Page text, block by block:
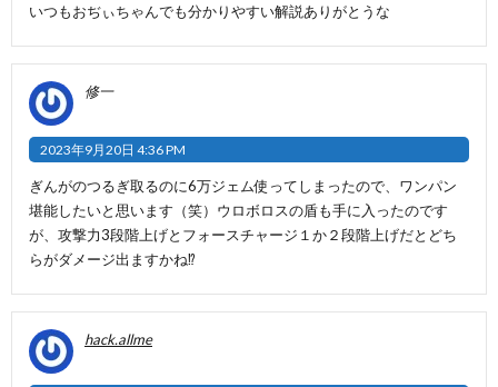
いつもおぢぃちゃんでも分かりやすい解説ありがとうな
修一
2023年9月20日 4:36 PM
ぎんがのつるぎ取るのに6万ジェム使ってしまったので、ワンパン
堪能したいと思います（笑）ウロボロスの盾も手に入ったのです
が、攻撃力3段階上げとフォースチャージ１か２段階上げだとどち
らがダメージ出ますかね⁉︎
hack.allme